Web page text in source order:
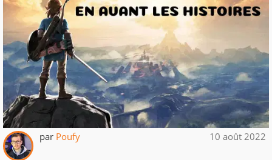
par Poufy 10 août 2022